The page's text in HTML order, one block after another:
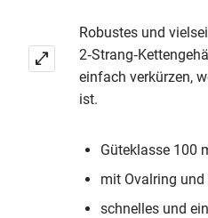
Robustes und
einfach verkürzen,
ist.
Güteklasse 100
mit Ovalring und
schnelles und